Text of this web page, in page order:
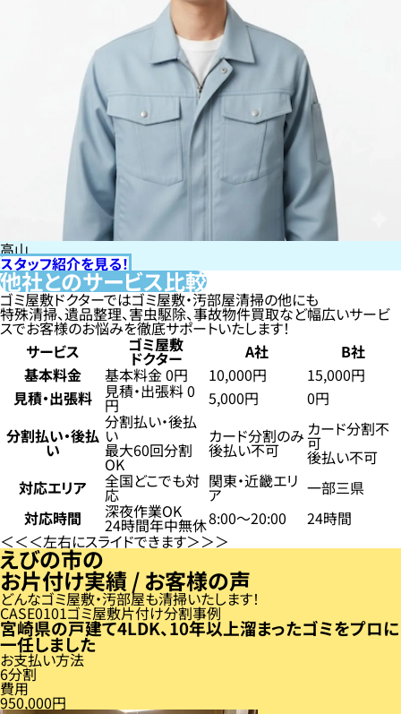
高山
スタッフ紹介を見る！
他社とのサービス比較
ゴミ屋敷ドクターではゴミ屋敷・汚部屋清掃の他にも
特殊清掃、遺品整理、害虫駆除、事故物件買取など幅広いサービ
スでお客様のお悩みを徹底サポートいたします！
サービス
ゴミ屋敷
ドクター A社
B社
基本料金
基本料金 0円 10,000円
15,000円
見積・出張料
見積・出張料 0
円 5,000円
0円
分割払い・後払
い
分割払い・後払
い
最大60回分割
OK
カード分割のみ
後払い不可
カード分割不
可
後払い不可
対応エリア
全国どこでも対
応
関東・近畿エリ
ア
一部三県
対応時間
深夜作業OK
24時間年中無休8:00〜20:00
24時間
左右にスライドできます
えびの市の
お片付け実績 / お客様の声
どんなゴミ屋敷・汚部屋も清掃いたします！
CASE 01ゴミ屋敷片付け分割事例
宮崎県の戸建て4LDK、10年以上溜まったゴミをプロに
一任しました
お支払い方法
6分割
費用
950,000円